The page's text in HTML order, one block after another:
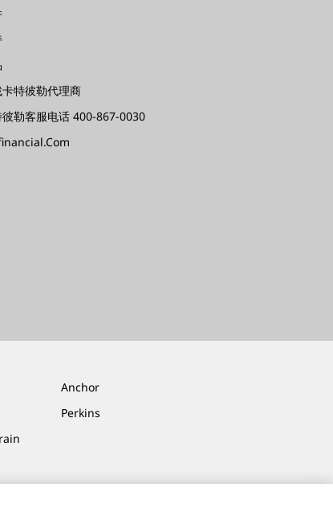
特彼勒代理商
勒客服电话 400-867-0030
Anchor
Perkins